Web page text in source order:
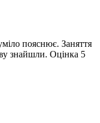
пояснює. Заняття
знайшли. Оцінка 5